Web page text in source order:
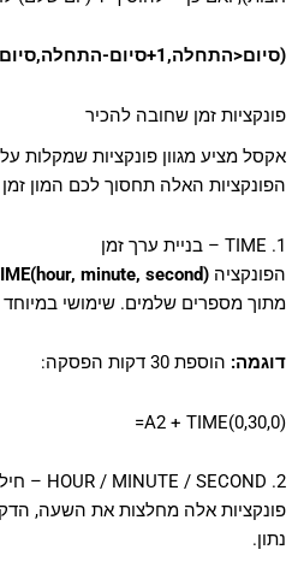
=IF(סיום<התחלה,1+סיום-התחלה,סיום-התחלה)
פונקציות זמן שחובה להכיר
אקסל מציע מגוון פונקציות שמקלות
הפונקציות האלה תחסוך לכם המון זמן
1. TIME – בניית ערך זמן
הפונקציה minute, second)
מתוך מספרים שלמים. שימושי
דוגמה: הוספת 30 דקות הפסקה:
=A2 + TIME(0,30,0)
2. HOUR / MINUTE / SECOND – חילוץ רכיבי זמן
פונקציות אלה מחלצות את השעה,
נתון.